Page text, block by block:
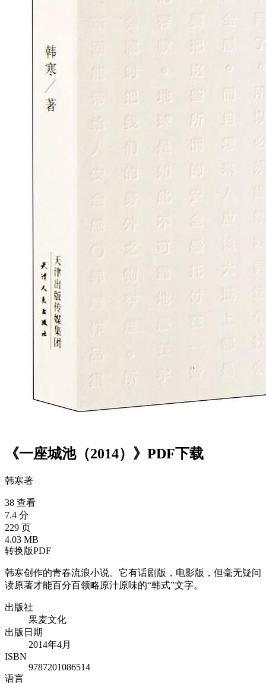
《一座城池（2014）》PDF下载
韩寒著
38 查看
7.4 分
229 页
4.03 MB
转换版PDF
韩寒创作的青春流浪小说。它有话剧版，电影版，但毫无疑问
读原著才能百分百领略原汁原味的“韩式”文字。
出版社
果麦文化
出版日期
2014年4月
ISBN
9787201086514
语言